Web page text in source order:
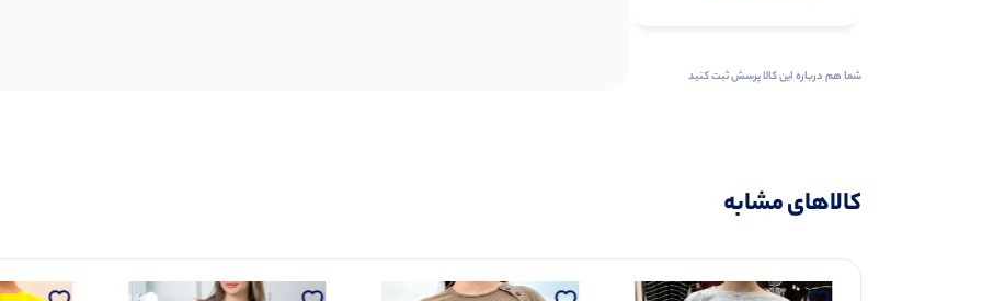
شما هم درباره این کالا پرسش ثبت کنید
کالاهای مشابه